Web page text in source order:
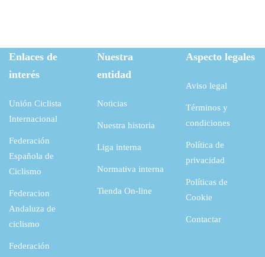
Enlaces de
interés
Unión Ciclista
Internacional
Federación
Española de
Ciclismo
Federacion
Andaluza de
ciclismo
Federación
Nuestra
entidad
Noticias
Nuestra historia
Liga interna
Normativa interna
Tienda On-line
Aspecto legales
Aviso legal
Términos y
condiciones
Política de
privacidad
Políticas de
Cookie
Contactar